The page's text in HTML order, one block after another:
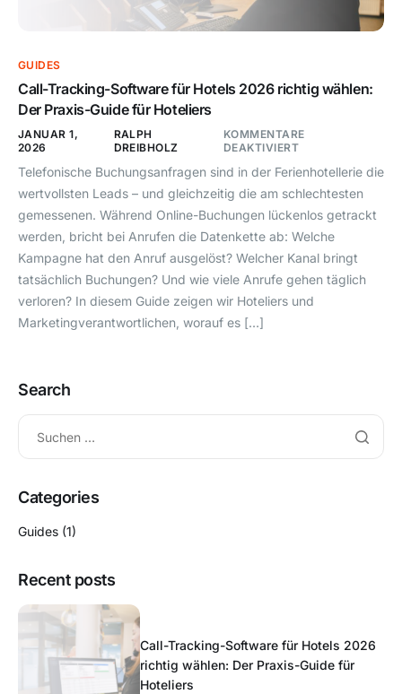
GUIDES
Call-Tracking-Software für Hotels 2026 richtig wählen:
Der Praxis-Guide für Hoteliers
JANUAR 1,
2026
RALPH
DREIBHOLZ
KOMMENTARE
DEAKTIVIERT
Telefonische Buchungsanfragen sind in der Ferienhotellerie die
wertvollsten Leads – und gleichzeitig die am schlechtesten
gemessenen. Während Online-Buchungen lückenlos getrackt
werden, bricht bei Anrufen die Datenkette ab: Welche
Kampagne hat den Anruf ausgelöst? Welcher Kanal bringt
tatsächlich Buchungen? Und wie viele Anrufe gehen täglich
verloren? In diesem Guide zeigen wir Hoteliers und
Marketingverantwortlichen, worauf es […]
Search
Categories
Guides (1)
Recent posts
Call-Tracking-Software für Hotels 2026
richtig wählen: Der Praxis-Guide für
Hoteliers